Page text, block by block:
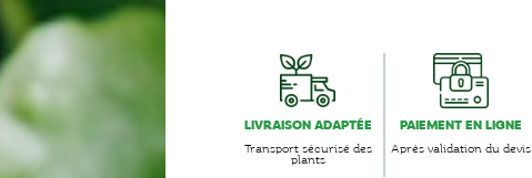
LIVRAISON ADAPTÉE
Transport sécurisé des
plants
PAIEMENT EN LIGNE
Après validation du devis